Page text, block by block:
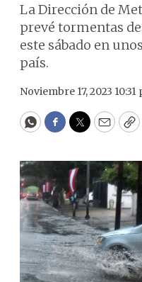
La Dirección de
prevé tormentas
este sábado en
país.
Noviembre 17, 2023 10:31
WhatsApp
Facebook
Twitter
Email